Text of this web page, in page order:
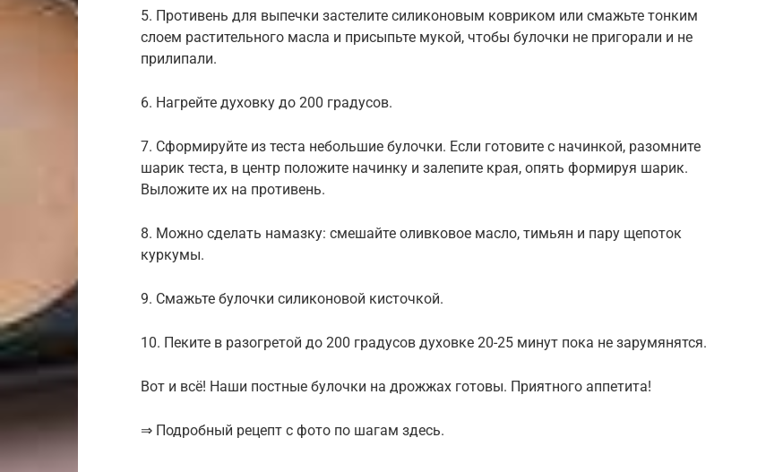
5. Противень для выпечки застелите силиконовым ковриком или смажьте тонким
слоем растительного масла и присыпьте мукой, чтобы булочки не пригорали и не
прилипали.
6. Нагрейте духовку до 200 градусов.
7. Сформируйте из теста небольшие булочки. Если готовите с начинкой, разомните
шарик теста, в центр положите начинку и залепите края, опять формируя шарик.
Выложите их на противень.
8. Можно сделать намазку: смешайте оливковое масло, тимьян и пару щепоток
куркумы.
9. Смажьте булочки силиконовой кисточкой.
10. Пеките в разогретой до 200 градусов духовке 20-25 минут пока не зарумянятся.
Вот и всё! Наши постные булочки на дрожжах готовы. Приятного аппетита!
⇒ Подробный рецепт с фото по шагам здесь.